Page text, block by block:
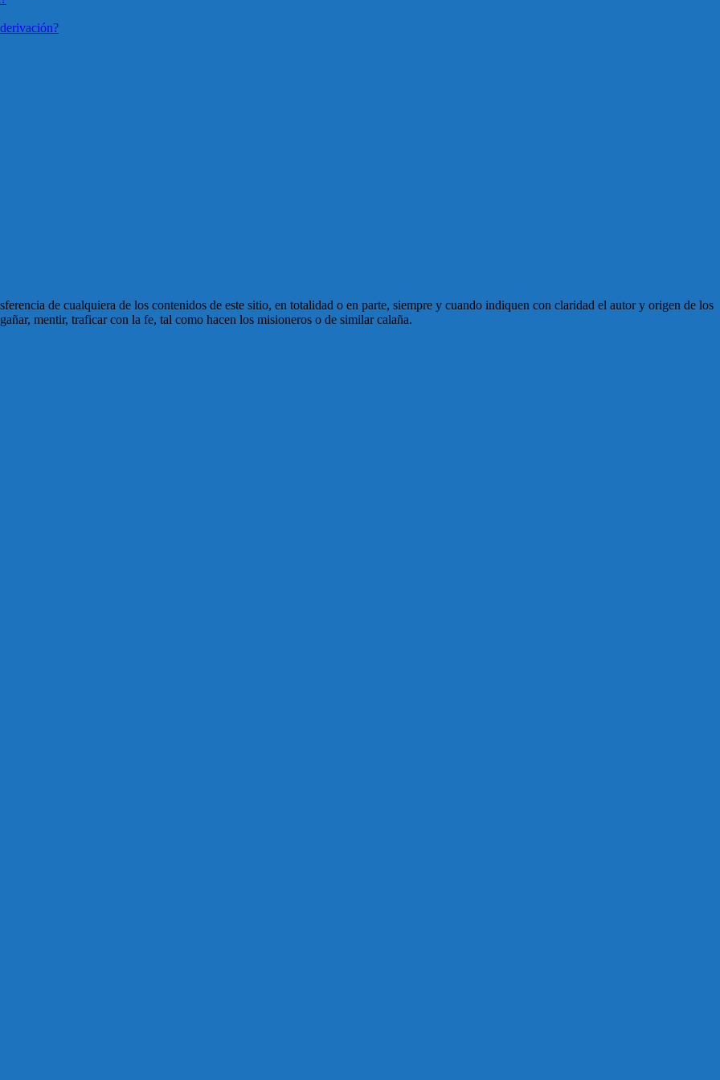
de cualquiera de los contenidos de este sitio, en totalidad o en parte, siempre y cuando indiquen con claridad el autor y origen de los
mentir, traficar con la fe, tal como hacen los misioneros o de similar calaña.